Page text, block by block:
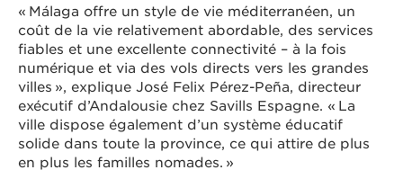
« Málaga offre un style de vie méditerranéen, un
coût de la vie relativement abordable, des services
fiables et une excellente connectivité – à la fois
numérique et via des vols directs vers les grandes
villes », explique José Felix Pérez-Peña, directeur
exécutif d’Andalousie chez Savills Espagne. « La
ville dispose également d’un système éducatif
solide dans toute la province, ce qui attire de plus
en plus les familles nomades. »